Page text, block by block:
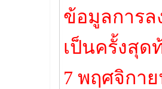
ข้อมูลการล
เป็นครั้งสุด
7 พฤศจิกาย